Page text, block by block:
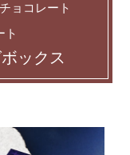
ョコレート
ト
ックス